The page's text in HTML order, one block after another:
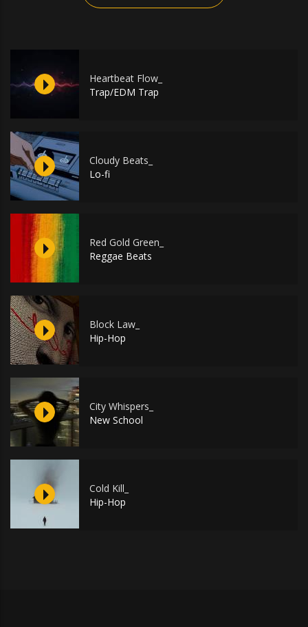
Heartbeat Flow_
Trap/EDM Trap
Cloudy Beats_
Lo-fi
Red Gold Green_
Reggae Beats
Block Law_
Hip-Hop
City Whispers_
New School
Cold Kill_
Hip-Hop